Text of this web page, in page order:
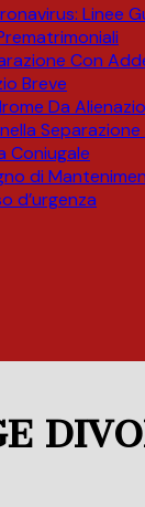
Linee
Con
Breve
Da
Coniugale
di
d’urgenza